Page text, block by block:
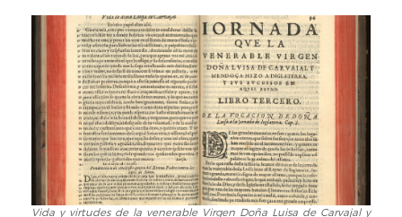
sucessos
reyno
Sig:
VI/1418
venerable
Doña
Luisa
de
Carvajal
Mendoça,
su
Vida y virtudes de la venerable Virgen Doña Luisa de Carvajal y